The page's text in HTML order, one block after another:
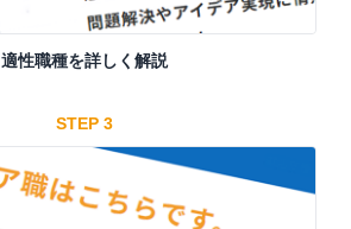
適性職種を詳しく解説
STEP 3